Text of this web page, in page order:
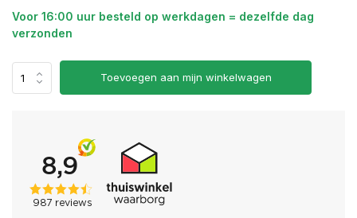
Voor 16:00 uur besteld op werkdagen = dezelfde dag
verzonden
Toevoegen aan mijn winkelwagen